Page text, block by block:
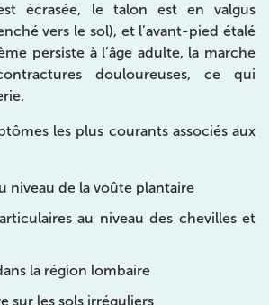
écrasée, le talon est en valgus
vers le sol), et l’avant-pied étalé
persiste à l’âge adulte, la marche
douloureuses, ce qui
les plus courants associés aux
niveau de la voûte plantaire
au niveau des chevilles et
la région lombaire
sur les sols irréguliers
la Division Leclerc 92290 Châtenay-
05 24
sur
sur
– VILLIERS
sur
sur